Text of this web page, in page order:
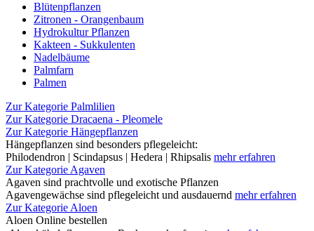
Blütenpflanzen
Zitronen - Orangenbaum
Hydrokultur Pflanzen
Kakteen - Sukkulenten
Nadelbäume
Palmfarn
Palmen
Zur Kategorie Palmlilien
Zur Kategorie Dracaena - Pleomele
Zur Kategorie Hängepflanzen
Hängepflanzen sind besonders pflegeleicht:
Philodendron | Scindapsus | Hedera | Rhipsalis mehr erfahren
Zur Kategorie Agaven
Agaven sind prachtvolle und exotische Pflanzen
Agavengewächse sind pflegeleicht und ausdauernd mehr erfahren
Zur Kategorie Aloen
Aloen Online bestellen